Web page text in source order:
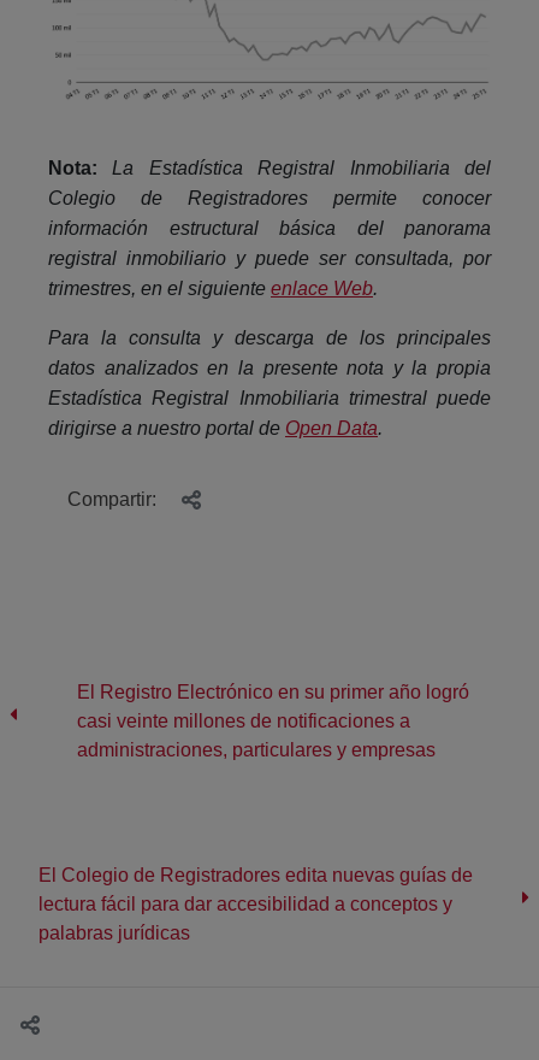
Nota:
La Estadística Registral Inmobiliaria del
Colegio de Registradores permite conocer
información estructural básica del panorama
registral inmobiliario y puede ser consultada, por
trimestres, en el siguiente enlace Web.
Para la consulta y descarga de los principales
datos analizados en la presente nota y la propia
Estadística Registral Inmobiliaria trimestral puede
dirigirse a nuestro portal de Open Data.
Compartir:
El Registro Electrónico en su primer año logró
casi veinte millones de notificaciones a
administraciones, particulares y empresas
El Colegio de Registradores edita nuevas guías de
lectura fácil para dar accesibilidad a conceptos y
palabras jurídicas